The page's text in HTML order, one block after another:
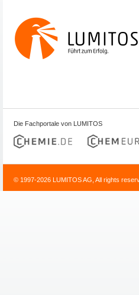
Die Fachportale von LUMITOS
© 1997-2026 LUMITOS AG, All rights